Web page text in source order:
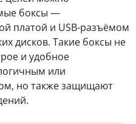
боксы —
платой и USB-разъёмом
дисков. Такие боксы не
и удобное
или
но также защищают